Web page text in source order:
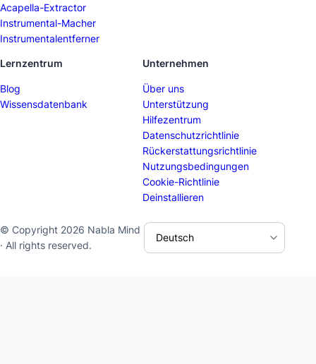
Acapella-Extractor
Instrumental-Macher
Instrumentalentferner
Lernzentrum
Blog
Wissensdatenbank
Unternehmen
Über uns
Unterstützung
Hilfezentrum
Datenschutzrichtlinie
Rückerstattungsrichtlinie
Nutzungsbedingungen
Cookie-Richtlinie
Deinstallieren
© Copyright 2026 Nabla Mind
· All rights reserved.